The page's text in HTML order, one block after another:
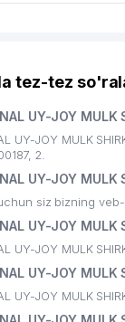
tez-tez
UY-JOY
UY-JOY MULK
2.
UY-JOY
siz bizning
UY-JOY
UY-JOY MULK
UY-JOY
UY-JOY MULK